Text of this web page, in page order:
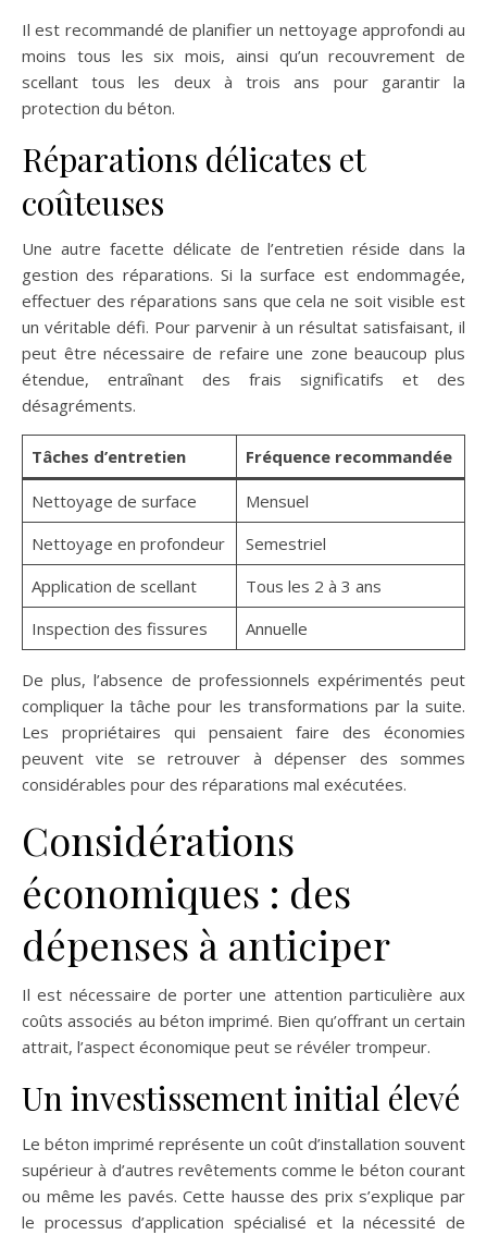
Il est recommandé de planifier un nettoyage approfondi au
moins tous les six mois, ainsi qu’un recouvrement de
scellant tous les deux à trois ans pour garantir la
protection du béton.
Réparations délicates et
coûteuses
Une autre facette délicate de l’entretien réside dans la
gestion des réparations. Si la surface est endommagée,
effectuer des réparations sans que cela ne soit visible est
un véritable défi. Pour parvenir à un résultat satisfaisant, il
peut être nécessaire de refaire une zone beaucoup plus
étendue, entraînant des frais significatifs et des
désagréments.
Tâches d’entretien Fréquence recommandée
Nettoyage de surface
Mensuel
Nettoyage en profondeur
Semestriel
Application de scellant
Tous les 2 à 3 ans
Inspection des fissures
Annuelle
De plus, l’absence de professionnels expérimentés peut
compliquer la tâche pour les transformations par la suite.
Les propriétaires qui pensaient faire des économies
peuvent vite se retrouver à dépenser des sommes
considérables pour des réparations mal exécutées.
Considérations
économiques : des
dépenses à anticiper
Il est nécessaire de porter une attention particulière aux
coûts associés au béton imprimé. Bien qu’offrant un certain
attrait, l’aspect économique peut se révéler trompeur.
Un investissement initial élevé
Le béton imprimé représente un coût d’installation souvent
supérieur à d’autres revêtements comme le béton courant
ou même les pavés. Cette hausse des prix s’explique par
le processus d’application spécialisé et la nécessité de